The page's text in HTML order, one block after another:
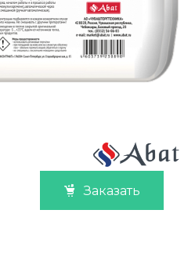
Заказать